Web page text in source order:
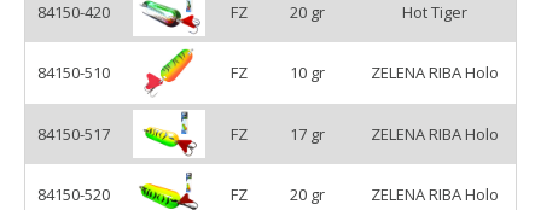
84150-420 FZ 20 gr Hot Tiger
84150-510 FZ 10 gr ZELENA RIBA Holo
84150-517 FZ 17 gr ZELENA RIBA Holo
84150-520 FZ 20 gr ZELENA RIBA Holo